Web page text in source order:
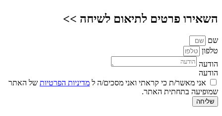
השאירו פרטים לתיאום לשיחה >>
שם
טלפון
הודעה
הודעה
אני מאשר/ת כי קראתי ואני מסכים/ה ל מדיניות הפרטיות של האתר
שמופיעה בתחתית האתר.
שליחה